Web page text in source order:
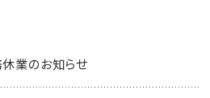
業のお知らせ